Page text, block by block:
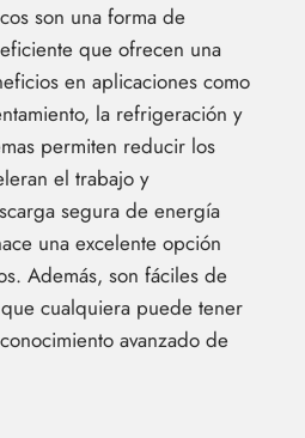
son una forma de
que ofrecen una
en aplicaciones como
la refrigeración y
permiten reducir los
el trabajo y
segura de energía
una excelente opción
Además, son fáciles de
cualquiera puede tener
avanzado de